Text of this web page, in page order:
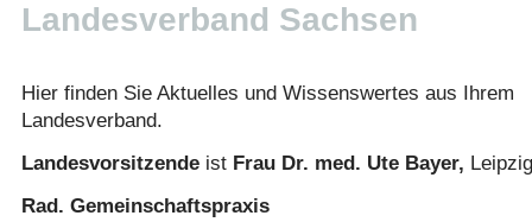
Landesverband Sachsen
Hier finden Sie Aktuelles und Wissenswertes aus Ihrem
Landesverband.
Landesvorsitzende istFrau Dr. med. Ute Bayer,
Rad. Gemeinschaftspraxis